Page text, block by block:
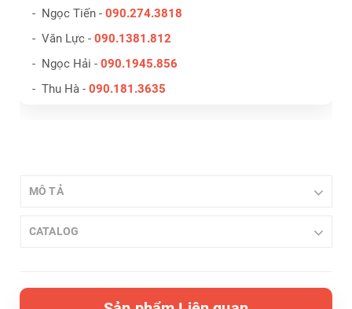
- Ngọc Tiến - 090.274.3818
- Văn Lực - 090.1381.812
- Ngọc Hải - 090.1945.856
- Thu Hà - 090.181.3635
MÔ TẢ
CATALOG